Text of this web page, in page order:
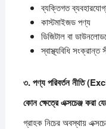
ব্যক্তিগত
কাস্টমাইজড পণ্য
ডিজিটাল বা
স্বাস্থ্যবিধি
৩.পণ্যপরিবর্তননীতি
কোনক্ষেত্রেএক্সচেঞ্জকরা
গ্রাহক নিচের অবস্থায়